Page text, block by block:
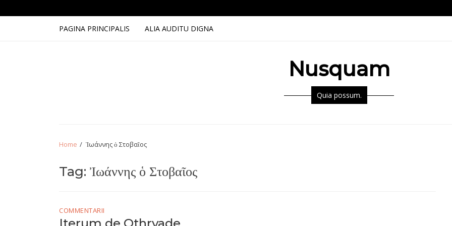
PAGINA PRINCIPALIS ALIA AUDITU DIGNA
Nusquam
Quia possum.
Home Ἰωάννης ὁ Στοβαῖος
Tag: Ἰωάννης ὁ Στοβαῖος
COMMENTARII